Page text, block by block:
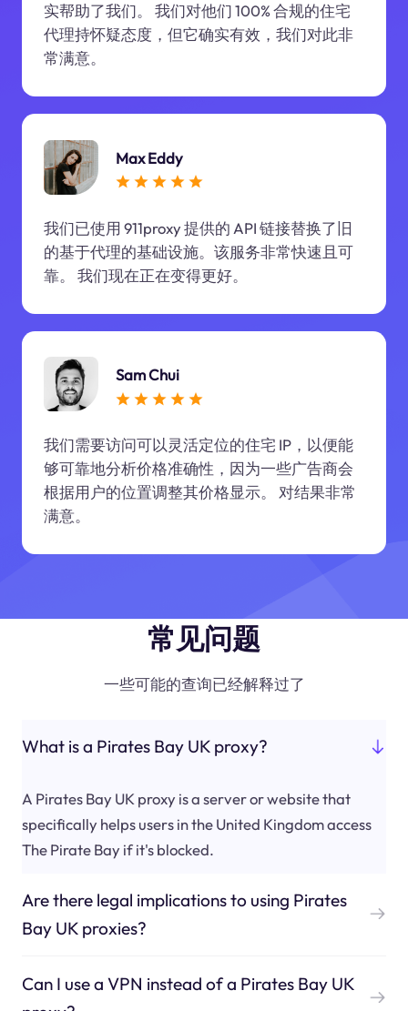
实帮助了我们。 我们对他们 100% 合规的住宅
代理持怀疑态度，但它确实有效，我们对此非
常满意。
Max Eddy
我们已使用 911proxy 提供的 API 链接替换了旧
的基于代理的基础设施。该服务非常快速且可
靠。 我们现在正在变得更好。
Sam Chui
我们需要访问可以灵活定位的住宅 IP，以便能
够可靠地分析价格准确性，因为一些广告商会
根据用户的位置调整其价格显示。 对结果非常
满意。
常见问题
一些可能的查询已经解释过了
What is a Pirates Bay UK proxy?
A Pirates Bay UK proxy is a server or website that
specifically helps users in the United Kingdom access
The Pirate Bay if it's blocked.
Are there legal implications to using Pirates
Bay UK proxies?
Can I use a VPN instead of a Pirates Bay UK